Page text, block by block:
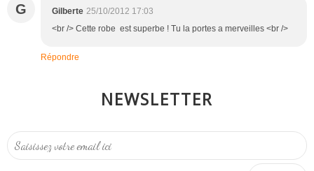
G Gilberte 25/10/2012 17:03
<br /> Cette robe est superbe ! Tu la portes a merveilles <br />
Répondre
NEWSLETTER